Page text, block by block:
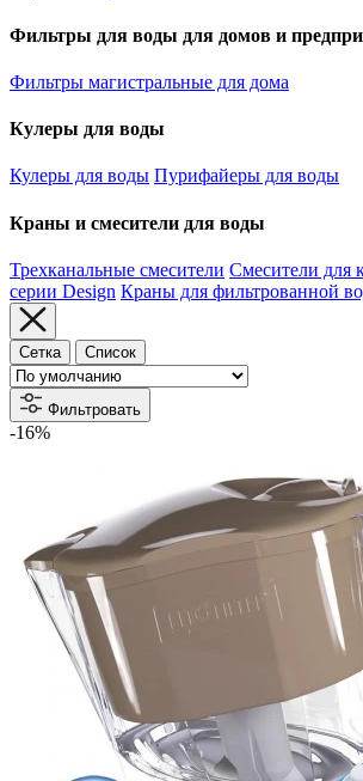
Фильтры для воды для домов и
Фильтры магистральные для дома
Кулеры для воды
Кулеры для воды Пурифайеры для воды
Краны и смесители для воды
Трехканальные смесители Смесители для
серии Design Краны для фильтрованной
Сетка Список
Фильтровать
-16%